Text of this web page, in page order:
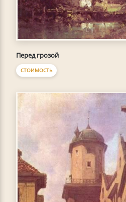
Перед грозой
СТОИМОСТЬ